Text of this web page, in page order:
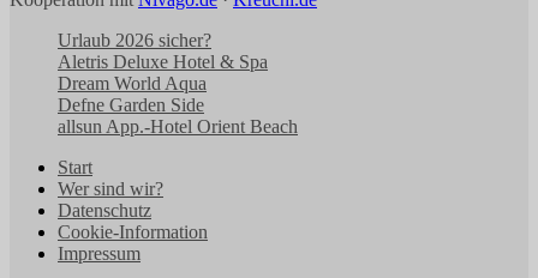
Urlaub 2026 sicher?
Aletris Deluxe Hotel & Spa
Dream World Aqua
Defne Garden Side
allsun App.-Hotel Orient Beach
Start
Wer sind wir?
Datenschutz
Cookie-Information
Impressum